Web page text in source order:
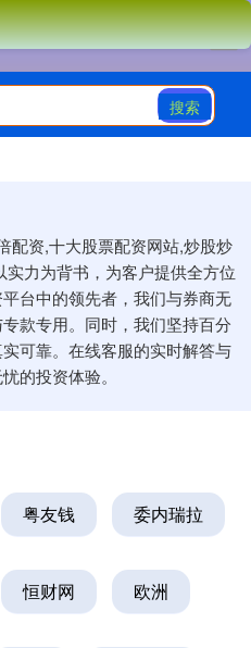
搜索
配资,十大股票配资网站,炒股炒
力为背书，为客户提供全方位
台中的领先者，我们与券商无
款专用。同时，我们坚持百分
可靠。在线客服的实时解答与
的投资体验。
粤友钱 委内瑞拉
恒财网 欧洲